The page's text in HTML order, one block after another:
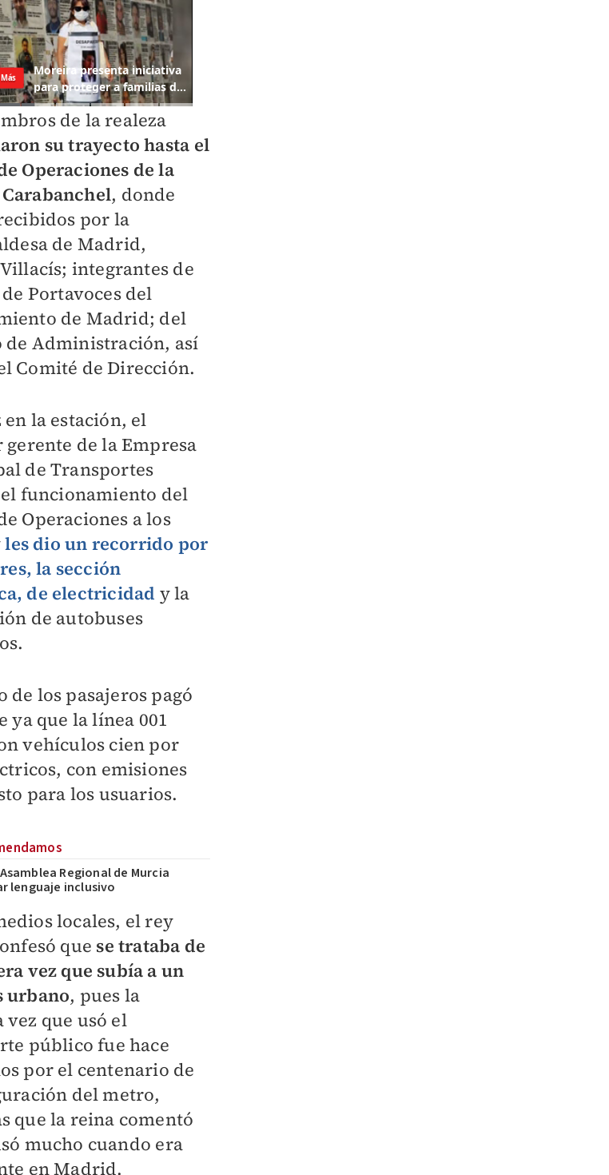
de la realeza
su trayecto hasta el
Operaciones de la
, donde
por la
de Madrid,
integrantes de
Portavoces del
de Madrid; del
de Administración, así
Comité de Dirección.
en la estación, el
de la Empresa
de Transportes
funcionamiento del
Operaciones a los
les dio un recorrido por
la sección
de electricidad y la
de autobuses
de los pasajeros pagó
ya que la línea 001
vehículos cien por
con emisiones
para los usuarios.
Regional de Murcia
lenguaje inclusivo
locales, el rey
que se trataba de
vez que subía a un
urbano, pues la
que usó el
público fue hace
por el centenario de
del metro,
que la reina comentó
mucho cuando era
en Madrid.